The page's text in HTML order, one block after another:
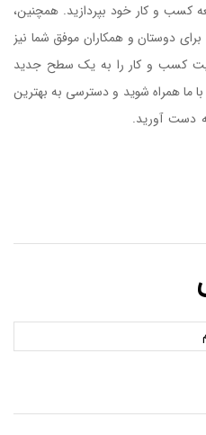
کسب و کار خود بپردازید. همچنین،
دوستان و همکاران موفق شما نیز
کسب و کار را به یک سطح جدید
ما همراه شوید و دسترسی به بهترین
دست آورید.